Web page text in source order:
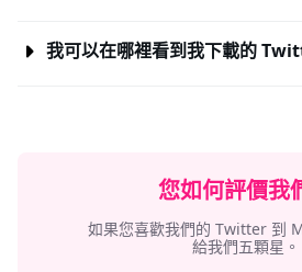
我可以在哪裡看到我下載的
您如何評價我
如果您喜歡我們的 Twitter 到
給我們五顆星。